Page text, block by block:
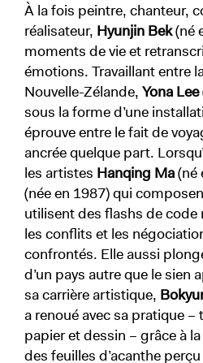
À la fois peintre, chanteur,
réalisateur, Hyunjin Bek(né
moments de vie et
émotions. Travaillant entre
Nouvelle-Zélande, Yona Lee
sous la forme d’une
éprouve entre le fait de
ancrée quelque part.
les artistes Hanqing Ma(né
(née en 1987) qui
utilisent des flashs de
les conflits et les
confrontés. Elle aussi
d’un pays autre que le sien
sa carrière artistique,
a renoué avec sa pratique
papier et dessin – grâce à
des feuilles d’acanthe